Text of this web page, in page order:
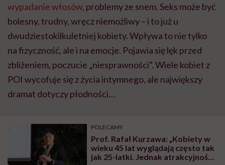
wypadanie włosów, problemy ze snem. Seks może być
bolesny, trudny, wręcz niemożliwy – i to już u
dwudziestokilkuletniej kobiety. Wpływa to nie tylko
na fizyczność, ale i na emocje. Pojawia się lęk przed
zbliżeniem, poczucie „niesprawności”. Wiele kobiet z
POI wycofuje się z życia intymnego, ale największy
dramat dotyczy płodności…
POLECAMY
Prof. Rafał Kurzawa: „Kobiety w
wieku 45 lat wyglądają często tak
jak 25-latki. Jednak atrakcyjność